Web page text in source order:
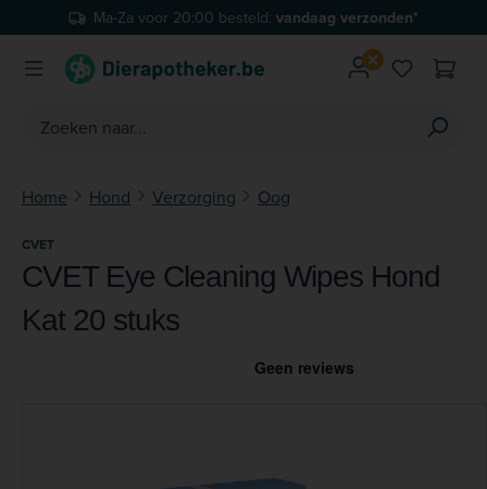
Ga naar de hoofdinhoudMa-Za voor 20:00 besteld: vandaag verzonden*
Je hebt
Home Hond Verzorging Oog
CVET
CVET Eye Cleaning Wipes Hond
Kat 20 stuks